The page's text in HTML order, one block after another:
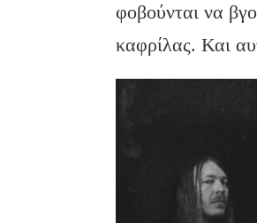
φοβούνται να
καφρίλας. Και